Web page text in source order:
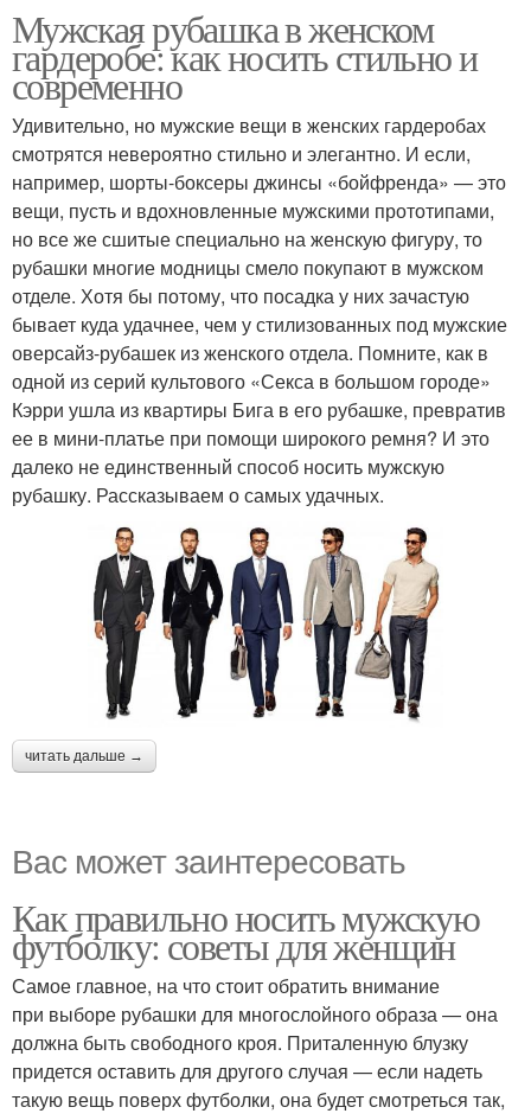
Мужская рубашка в женском
гардеробе: как носить стильно и
современно
Удивительно, но мужские вещи в женских гардеробах
смотрятся невероятно стильно и элегантно. И если,
например, шорты-боксеры джинсы «бойфренда» — это
вещи, пусть и вдохновленные мужскими прототипами,
но все же сшитые специально на женскую фигуру, то
рубашки многие модницы смело покупают в мужском
отделе. Хотя бы потому, что посадка у них зачастую
бывает куда удачнее, чем у стилизованных под мужские
оверсайз-рубашек из женского отдела. Помните, как в
одной из серий культового «Секса в большом городе»
Кэрри ушла из квартиры Бига в его рубашке, превратив
ее в мини-платье при помощи широкого ремня? И это
далеко не единственный способ носить мужскую
рубашку. Рассказываем о самых удачных.
читать дальше →
Вас может заинтересовать
Как правильно носить мужскую
футболку: советы для женщин
Самое главное, на что стоит обратить внимание
при выборе рубашки для многослойного образа — она
должна быть свободного кроя. Приталенную блузку
придется оставить для другого случая — если надеть
такую вещь поверх футболки, она будет смотреться так,